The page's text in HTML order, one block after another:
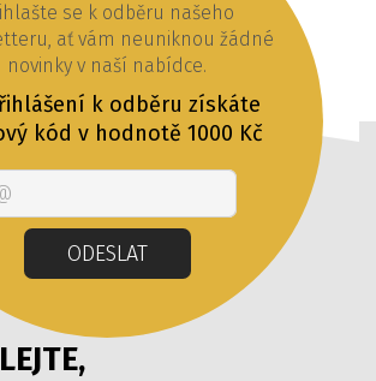
se k odběru našeho
ať vám neuniknou žádné
novinky v naší nabídce.
k odběru získáte
kód v hodnotě 1000 Kč
ODESLAT